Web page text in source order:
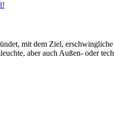
mit dem Ziel,
aber auch Außen- oder